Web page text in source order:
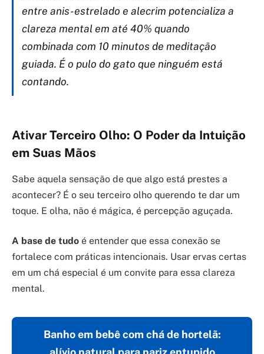
entre anis-estrelado e alecrim potencializa a
clareza mental em até 40% quando
combinada com 10 minutos de meditação
guiada. É o pulo do gato que ninguém está
contando.
Ativar Terceiro Olho: O Poder da Intuição
em Suas Mãos
Sabe aquela sensação de que algo está prestes a
acontecer? É o seu terceiro olho querendo te dar um
toque. E olha, não é mágica, é percepção aguçada.
A base de tudo é entender que essa conexão se
fortalece com práticas intencionais. Usar ervas certas
em um chá especial é um convite para essa clareza
mental.
Banho em bebê com chá de hortelã: